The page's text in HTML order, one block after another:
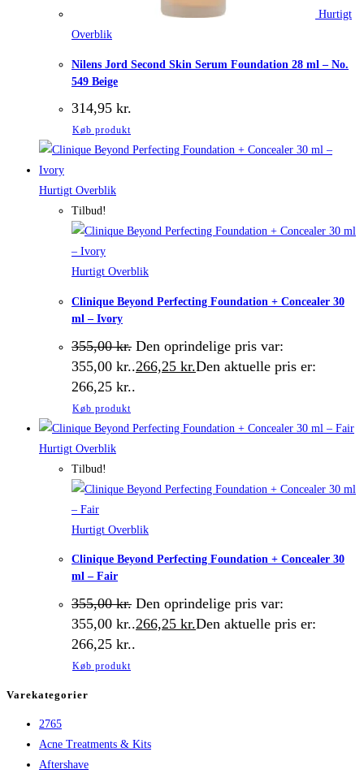
Hurtigt
Overblik
Nilens Jord Second Skin Serum Foundation 28 ml – No.
549 Beige
314,95 kr.
Køb produkt
Hurtigt Overblik
Tilbud!
Hurtigt Overblik
Clinique Beyond Perfecting Foundation + Concealer 30
ml – Ivory
355,00kr. Den oprindelige pris var:
355,00 kr..266,25 kr.Den aktuelle pris er:
266,25 kr..
Køb produkt
Hurtigt Overblik
Tilbud!
Hurtigt Overblik
Clinique Beyond Perfecting Foundation + Concealer 30
ml – Fair
355,00kr. Den oprindelige pris var:
355,00 kr..266,25 kr.Den aktuelle pris er:
266,25 kr..
Køb produkt
Varekategorier
2765
Acne Treatments & Kits
Aftershave